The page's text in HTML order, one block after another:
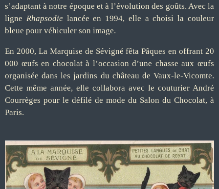
s’adaptant à notre époque et à l’évolution des goûts. Avec la
ligne Rhapsodie lancée en 1994, elle a choisi la couleur
bleue pour véhiculer son image.
En 2000, La Marquise de Sévigné fêta Pâques en offrant 20
000 œufs en chocolat à l’occasion d’une chasse aux œufs
organisée dans les jardins du château de Vaux-le-Vicomte.
Cette même année, elle collabora avec le couturier André
Courrèges pour le défilé de mode du Salon du Chocolat, à
Paris.